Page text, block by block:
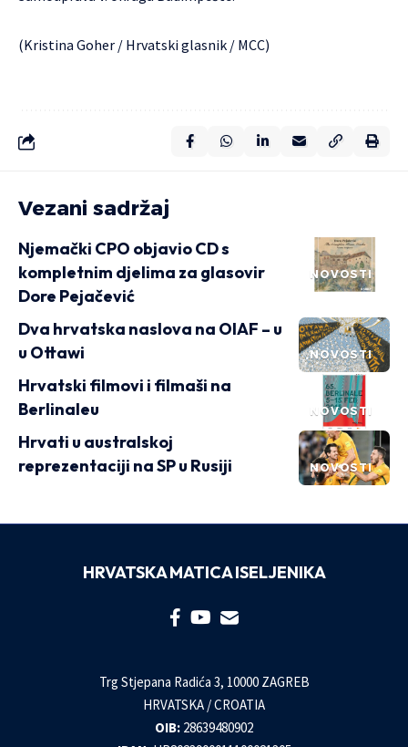
(Kristina Goher / Hrvatski glasnik / MCC)
Vezani sadržaj
NOVOSTI
Njemački CPO objavio CD s
kompletnim djelima za glasovir
Dore Pejačević
NOVOSTI
Dva hrvatska naslova na OIAF – u
u Ottawi
NOVOSTI
Hrvatski filmovi i filmaši na
Berlinaleu
NOVOSTI
Hrvati u australskoj
reprezentaciji na SP u Rusiji
HRVATSKA MATICA ISELJENIKA
Trg Stjepana Radića 3, 10000 ZAGREB
HRVATSKA / CROATIA
OIB: 28639480902